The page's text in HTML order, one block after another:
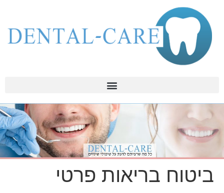
ביטוח בריאות פרטי